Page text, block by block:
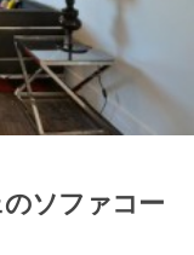
ソファコー